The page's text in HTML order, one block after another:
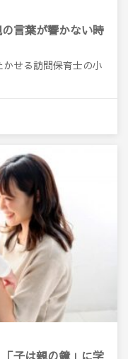
言葉が響かない時
せる訪問保育士の小
子は親の鏡」に学